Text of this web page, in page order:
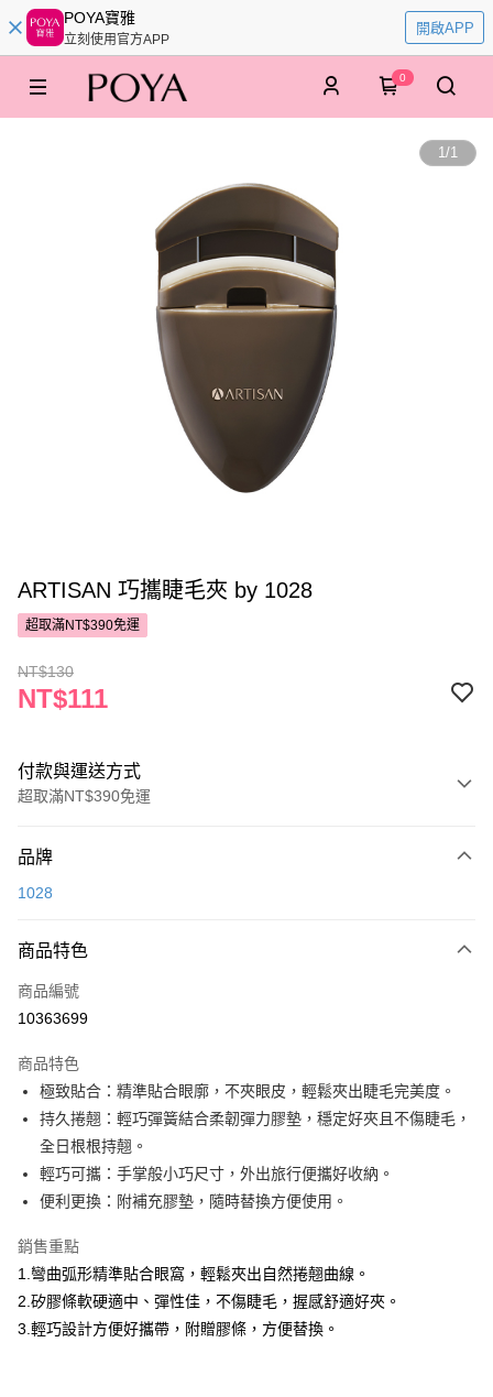
POYA寶雅
立刻使用官方APP
開啟APP
0
1/1
ARTISAN 巧攜睫毛夾 by 1028
超取滿NT$390免運
NT$130
NT$111
付款與運送方式
超取滿NT$390免運
POYA支付
超商取貨付款
LINE Pay
街口支付
悠遊付
Google Pay
AFTEE先享後付
【關於「AFTEE先享後付」】
AFTEE先享後付是「在收到商品之後才付款」的支付方式。 讓您購物簡單
１．簡單：不需註冊會員、不需綁卡、不需儲值。
２．便利：只要手機號碼，簡訊認證，即可結帳。
即享券
運送方式
品牌
1028
商品特色
商品編號
10363699
商品特色
極致貼合：精準貼合眼廓，不夾眼皮，輕鬆夾出睫毛完美度。
持久捲翹：輕巧彈簧結合柔韌彈力膠墊，穩定好夾且不傷睫毛，
全日根根持翹。
輕巧可攜：手掌般小巧尺寸，外出旅行便攜好收納。
便利更換：附補充膠墊，隨時替換方便使用。
銷售重點
1.彎曲弧形精準貼合眼窩，輕鬆夾出自然捲翹曲線。
2.矽膠條軟硬適中、彈性佳，不傷睫毛，握感舒適好夾。
3.輕巧設計方便好攜帶，附贈膠條，方便替換。